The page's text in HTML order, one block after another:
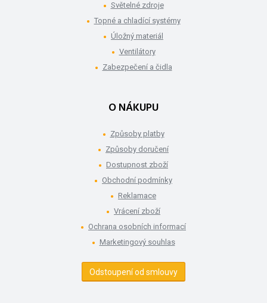
Světelné zdroje
Topné a chladící systémy
Úložný materiál
Ventilátory
Zabezpečení a čidla
O NÁKUPU
Způsoby platby
Způsoby doručení
Dostupnost zboží
Obchodní podmínky
Reklamace
Vrácení zboží
Ochrana osobních informací
Marketingový souhlas
Odstoupení od smlouvy